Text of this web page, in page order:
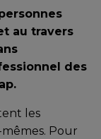
au travers
des
les
Pour